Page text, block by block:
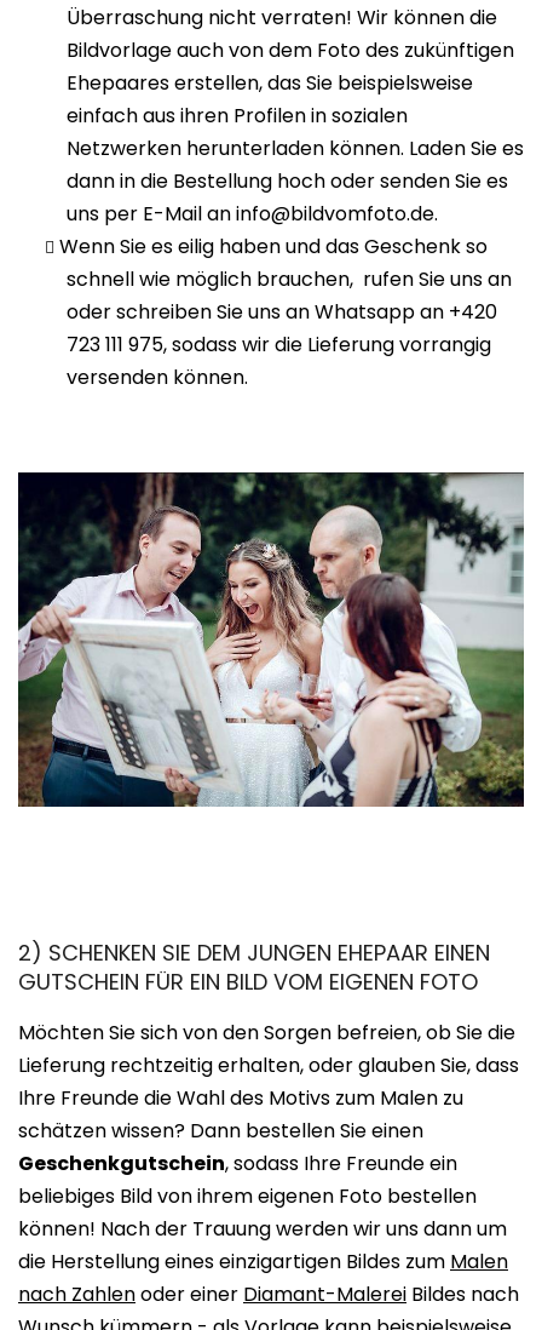
Überraschung nicht verraten! Wir können die
Bildvorlage auch von dem Foto des zukünftigen
Ehepaares erstellen, das Sie beispielsweise
einfach aus ihren Profilen in sozialen
Netzwerken herunterladen können. Laden Sie es
dann in die Bestellung hoch oder senden Sie es
uns per E-Mail an info@bildvomfoto.de.
Wenn Sie es eilig haben und das Geschenk so
schnell wie möglich brauchen, rufen Sie uns an
oder schreiben Sie uns an Whatsapp an +420
723 111 975, sodass wir die Lieferung vorrangig
versenden können.
2) SCHENKEN SIE DEM JUNGEN EHEPAAR EINEN
GUTSCHEIN FÜR EIN BILD VOM EIGENEN FOTO
Möchten Sie sich von den Sorgen befreien, ob Sie die
Lieferung rechtzeitig erhalten, oder glauben Sie, dass
Ihre Freunde die Wahl des Motivs zum Malen zu
schätzen wissen? Dann bestellen Sie einen
Geschenkgutschein, sodass Ihre Freunde ein
beliebiges Bild von ihrem eigenen Foto bestellen
können! Nach der Trauung werden wir uns dann um
die Herstellung eines einzigartigen Bildes zum Malen
nach Zahlenoder einer Diamant-Malerei Bildes nach